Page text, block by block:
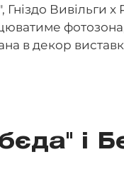
Вивільги x
в декор
і